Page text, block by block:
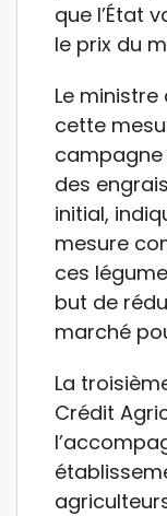
que l’État
le prix du
Le
cette
campagne
des
initial,
mesure
ces
but de
marché
La
Crédit